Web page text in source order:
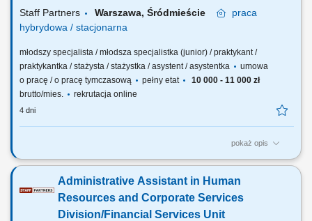
Support Sector
Staff Partners Warszawa, Śródmieście
praca
hybrydowa / stacjonarna
młodszy specjalista / młodsza specjalistka (junior) / praktykant /
praktykantka / stażysta / stażystka / asystent / asystentka
umowa
o pracę / o pracę tymczasową
pełny etat
10 000 - 11 000 zł
brutto/mies.
rekrutacja online
4 dni
pokaż opis
The description of duties is a presented below: Oversee workload
fluctuating demands; Urgent or unexpected changes in workload
minimizing disruptions and maintaining productivity; Perform a range of
administrative tasks, including:...
Administrative Assistant in Human
Resources and Corporate Services
Division/Financial Services Unit